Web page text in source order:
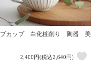
プカップ 白化粧削り 陶器 美
2,400円(税込2,640円)